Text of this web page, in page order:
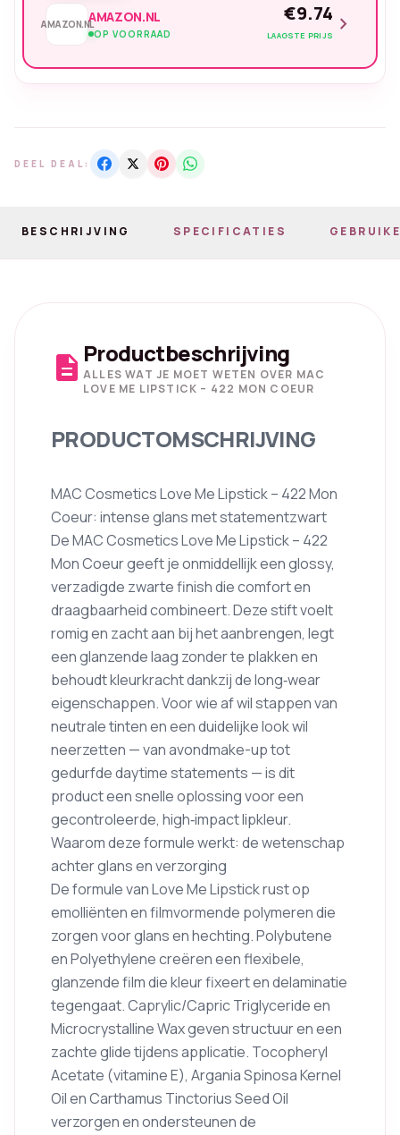
AMAZON.NLAMAZON.NL
OP VOORRAAD
€9.74
LAAGSTE PRIJS chevron_right
DEEL DEAL:
BESCHRIJVING SPECIFICATIES
description Productbeschrijving
ALLES WAT JE MOET WETEN OVER MAC
LOVE ME LIPSTICK – 422 MON COEUR
PRODUCTOMSCHRIJVING
MAC Cosmetics Love Me Lipstick – 422 Mon
Coeur: intense glans met statementzwart
De MAC Cosmetics Love Me Lipstick – 422
Mon Coeur geeft je onmiddellijk een glossy,
verzadigde zwarte finish die comfort en
draagbaarheid combineert. Deze stift voelt
romig en zacht aan bij het aanbrengen, legt
een glanzende laag zonder te plakken en
behoudt kleurkracht dankzij de long‑wear
eigenschappen. Voor wie af wil stappen van
neutrale tinten en een duidelijke look wil
neerzetten — van avondmake-up tot
gedurfde daytime statements — is dit
product een snelle oplossing voor een
gecontroleerde, high‑impact lipkleur.
Waarom deze formule werkt: de wetenschap
achter glans en verzorging
De formule van Love Me Lipstick rust op
emolliënten en filmvormende polymeren die
zorgen voor glans en hechting. Polybutene
en Polyethylene creëren een flexibele,
glanzende film die kleur fixeert en delaminatie
tegengaat. Caprylic/Capric Triglyceride en
Microcrystalline Wax geven structuur en een
zachte glide tijdens applicatie. Tocopheryl
Acetate (vitamine E), Argania Spinosa Kernel
Oil en Carthamus Tinctorius Seed Oil
verzorgen en ondersteunen de